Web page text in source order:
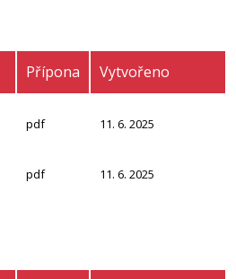
Přípona Vytvořeno
pdf 11. 6. 2025
pdf 11. 6. 2025